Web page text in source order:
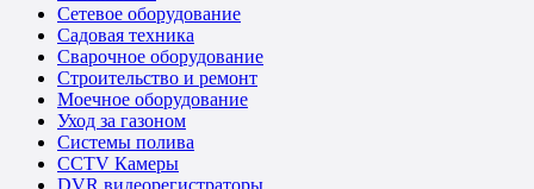
Сетевое оборудование
Садовая техника
Сварочное оборудование
Строительство и ремонт
Моечное оборудование
Уход за газоном
Системы полива
CCTV Камеры
DVR видеорегистраторы